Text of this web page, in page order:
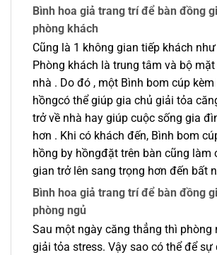
Bình hoa giả trang trí để bàn đồng
phòng khách
Cũng là 1 không gian tiếp khách
Phòng khách là trung tâm và bộ
nhà . Do đó , một Bình bom cúp
hồngcó thể giúp gia chủ giải tỏa
trở về nhà hay giúp cuộc sống gia
hơn . Khi có khách đến, Bình bom
hồng by hồngđặt trên bàn cũng làm
gian trở lên sang trọng hơn đến bất
Bình hoa giả trang trí để bàn đồng
phòng ngủ
Sau một ngày căng thẳng thì phòng
giải tỏa stress. Vậy sao có thể để